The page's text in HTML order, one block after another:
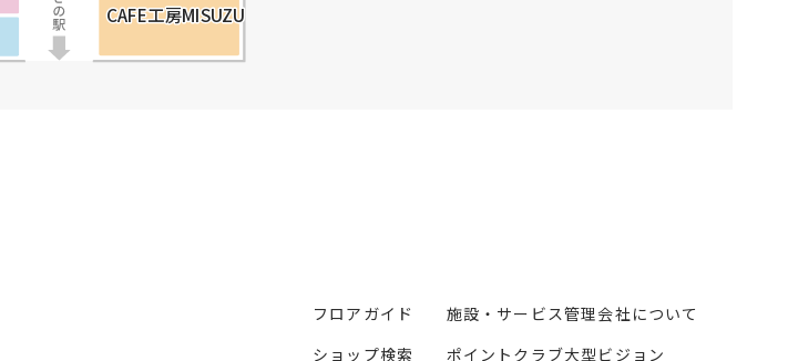
CAFE工房MISUZU
CAFE工房MISUZU
CAFE工房MISUZU
フロアガイド
ショップ検索
施設・サービス
ポイントクラブ
管理会社について
大型ビジョン